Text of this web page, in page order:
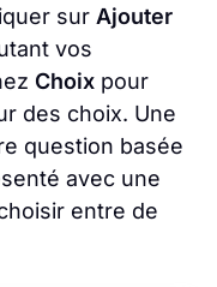
sur Ajouter
vos
Choix pour
des choix. Une
question basée
avec une
entre de